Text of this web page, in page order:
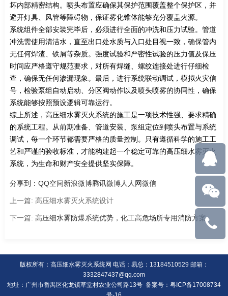
坏内部精密结构。喷头布置应确保其保护范围覆盖整个保护区，并
避开灯具、风管等障碍物，保证雾化锥体能够充分覆盖火源。
系统组件全部安装完毕后，必须进行全面的冲洗和压力试验。管道
冲洗需使用清洁水，直至出口处水质与入口处目视一致，确保管内
无任何焊渣、铁屑等杂质。强度试验和严密性试验的压力值及保压
时间应严格遵守规范要求，对所有焊缝、螺纹连接处进行仔细检
查，确保无任何渗漏现象。最后，进行系统联动调试，模拟火灾信
号，检验泵组自动启动、分区阀动作以及喷头喷雾的协同性，确保
系统能够按照预设逻辑可靠运行。
综上所述，高压细水雾灭火系统的施工是一项技术性强、要求精确
的系统工程。从前期准备、管道安装、泵组定位到喷头布置与系统
调试，每一个环节都需要严格的质量控制。只有遵循科学的施工工
艺和严谨的验收标准，才能构建起一个稳定可靠的高压细水雾灭火
系统，为生命和财产安全提供坚实保障。
分享到： QQ空间新浪微博腾讯微博人人网微信
上一篇: 高压细水雾灭火系统设计
下一篇: 高压细水雾防爆系统优势，化工高危场所专用消防方案
版权所有：高压细水雾灭火系统网 电话：易总：13184510529 邮箱：
3332847437@qq.com
地址：广州市番禺区化龙镇草堂村农业公司路13号 备案号： 粤ICP备17008734